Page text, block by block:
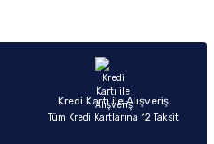
bulunuyor.
siz yapın!
Kredi Kartı ile Alışveriş
Tüm Kredi Kartlarına 12 Taksit